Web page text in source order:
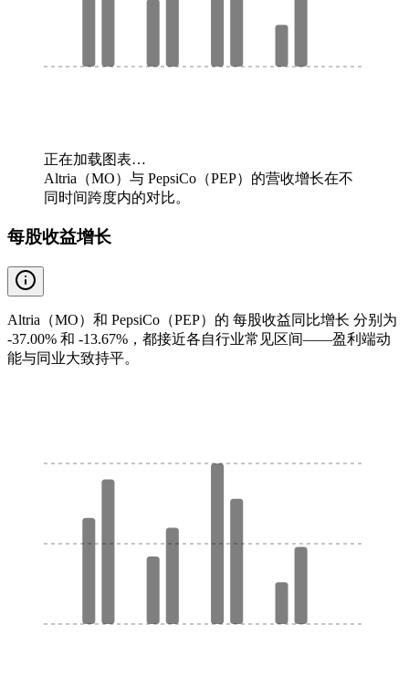
正在加载图表…
Altria（MO）与 PepsiCo（PEP）的营收增长在不
同时间跨度内的对比。
每股收益增长
Altria（MO）和 PepsiCo（PEP）的 每股收益同比增长 分别为
-37.00% 和 -13.67%，都接近各自行业常见区间——盈利端动
能与同业大致持平。